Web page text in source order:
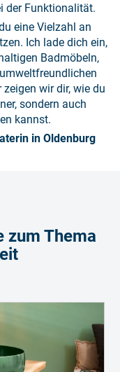
der Funktionalität.
eine Vielzahl an
Ich lade dich ein,
Badmöbeln,
wir dir, wie du
sondern auch
kannst.
in Oldenburg
zum Thema